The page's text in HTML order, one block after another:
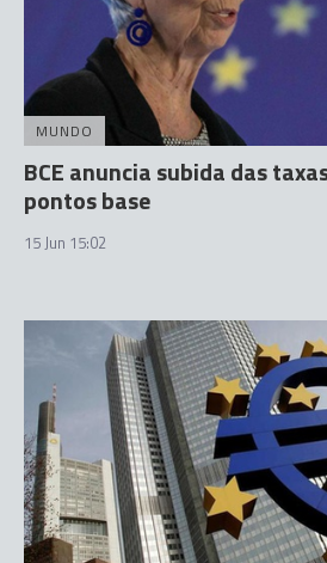
MUNDO
BCE anuncia subida das
pontos base
15 Jun 15:02